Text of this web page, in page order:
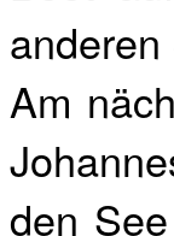
Am
den